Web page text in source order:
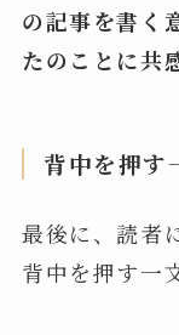
の記事を書く
たのことに共
背中を押す
最後に、読者
背中を押す一